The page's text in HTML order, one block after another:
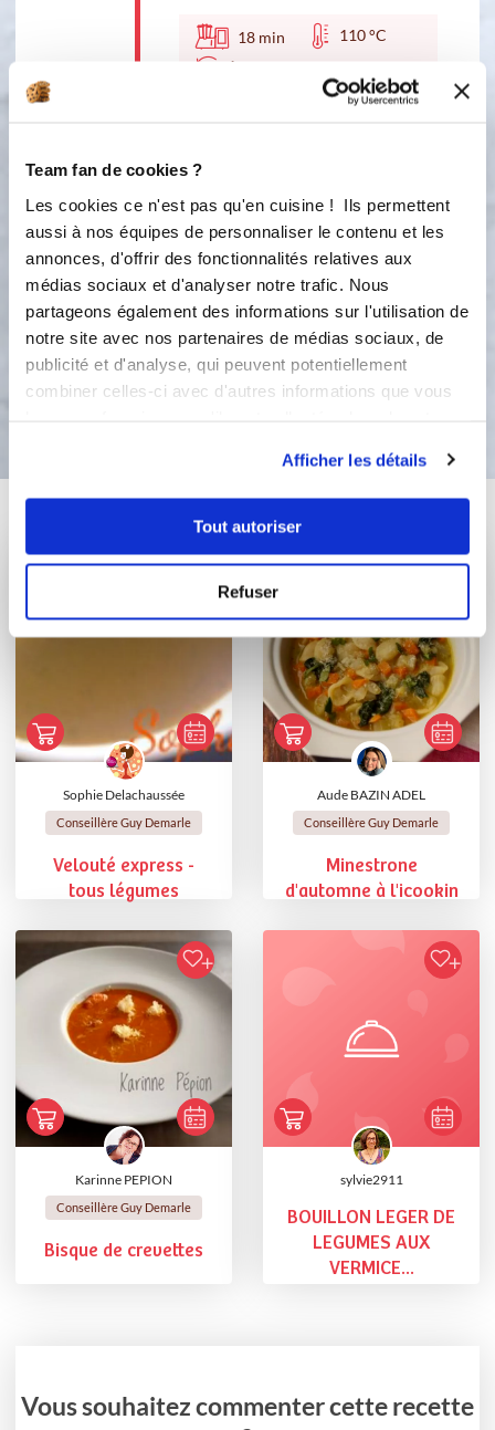
Team fan de cookies ?
Les cookies ce n'est pas qu'en cuisine ! Ils permettent
aussi à nos équipes de personnaliser le contenu et les
annonces, d'offrir des fonctionnalités relatives aux
médias sociaux et d'analyser notre trafic. Nous
partageons également des informations sur l'utilisation de
notre site avec nos partenaires de médias sociaux, de
publicité et d'analyse, qui peuvent potentiellement
combiner celles-ci avec d'autres informations que vous
Afficher les détails
Tout autoriser
Refuser
18 min
110 °C
1
aussitôt ! Bon appétit!!
Turbo : 9t
4
Recette inspirée du Velouté de
légumes, Livre "A Table, Thermomix".
Bon appétit !
Vous aimerez aussi ...
Sophie Delachaussée
Conseillère Guy Demarle
Velouté express -
tous légumes
Aude BAZIN ADEL
Conseillère Guy Demarle
Minestrone
d'automne à l'icookin
Karinne PEPION
Conseillère Guy Demarle
Bisque de crevettes
sylvie2911
BOUILLON LEGER DE
LEGUMES AUX
VERMICE...
Vous souhaitez commenter cette recette